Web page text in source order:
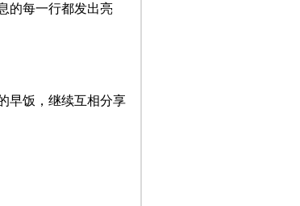
的每一行都发出亮
早饭，继续互相分享